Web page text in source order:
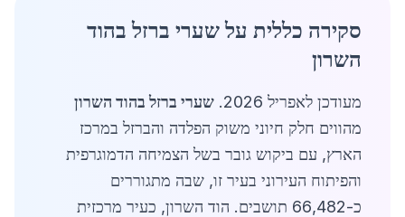
סקירה כללית על שערי ברזל בהוד
השרון
מעודכן לאפריל 2026.
שערי ברזל בהוד השרון
מהווים חלק חיוני משוק הפלדה והברזל במרכז
הארץ, עם ביקוש גובר בשל הצמיחה הדמוגרפית
והפיתוח העירוני בעיר זו, שבה מתגוררים
כ-66,482 תושבים. הוד השרון, כעיר מרכזית